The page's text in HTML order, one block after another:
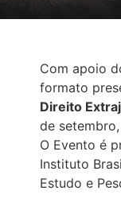
Com apoio
formato
Direito
de
O Evento é
Instituto
Estudo e